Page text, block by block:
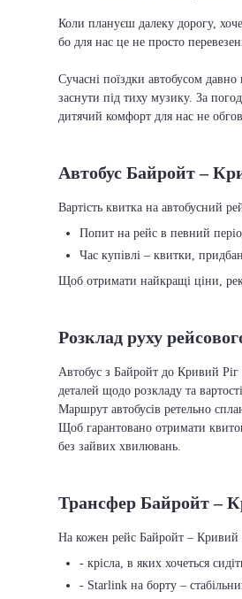
Коли плануєш далеку дорогу,
бо для нас це не просто
Сучасні поїздки автобусом
заснути під тиху музику. За
дитячий комфорт для нас не
Автобус Байройт –
Вартість квитка на автобусний
Попит на рейс в певний
Час купівлі – квитки,
Щоб отримати найкращі ціни,
Розклад руху
Автобус з Байройт до Кривий Ріг
деталей щодо розкладу та
Маршрут автобусів ретельно
Щоб гарантовано отримати
без зайвих хвилювань.
Трансфер Байройт –
На кожен рейс Байройт – Кривий
- крісла, в яких хочеться
- Starlink на борту –